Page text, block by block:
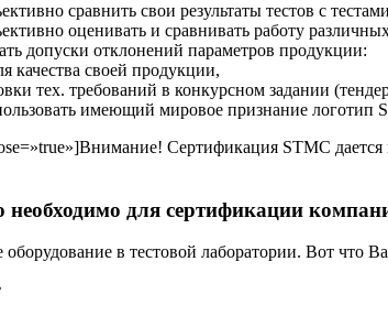
сравнить свои результаты тестов с
оценивать и сравнивать работу
допуски отклонений параметров продукции:
качества своей продукции,
тех. требований в конкурсном задании
имеющий мировое признание логотип
Сертификация STMC
необходимо для сертификации
в тестовой лаборатории. Вот что